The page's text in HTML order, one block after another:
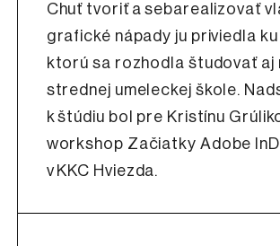
Chuť tvoriť a sebarealizovať
grafické nápady ju priviedla
ktorú sa rozhodla študovať aj
strednej umeleckej škole.
k štúdiu bol pre Kristínu
workshop Začiatky Adobe
v KKC Hviezda.